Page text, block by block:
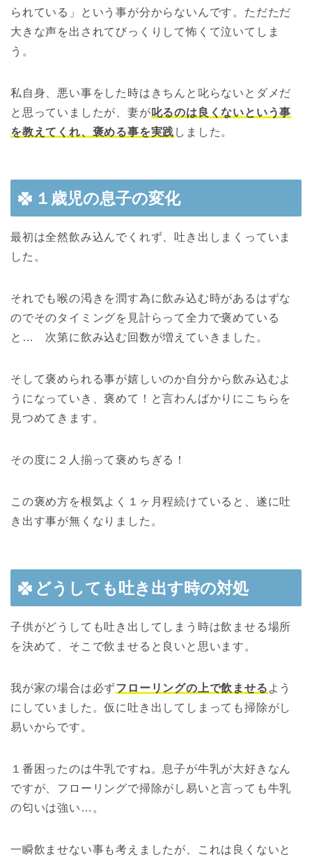
られている」という事が分からないんです。ただただ
大きな声を出されてびっくりして怖くて泣いてしま
う。
私自身、悪い事をした時はきちんと叱らないとダメだ
と思っていましたが、妻が 叱るのは良くないという事
を教えてくれ、褒める事を実践 しました。
１歳児の息子の変化
最初は全然飲み込んでくれず、吐き出しまくっていま
した。
それでも喉の渇きを潤す為に飲み込む時があるはずな
のでそのタイミングを見計らって全力で褒めている
と… 次第に飲み込む回数が増えていきました。
そして褒められる事が嬉しいのか自分から飲み込むよ
うになっていき、褒めて！と言わんばかりにこちらを
見つめてきます。
その度に２人揃って褒めちぎる！
この褒め方を根気よく１ヶ月程続けていると、遂に吐
き出す事が無くなりました。
どうしても吐き出す時の対処
子供がどうしても吐き出してしまう時は飲ませる場所
を決めて、そこで飲ませると良いと思います。
我が家の場合は必ずフローリングの上で飲ませる よう
にしていました。仮に吐き出してしまっても掃除がし
易いからです。
１番困ったのは牛乳ですね。息子が牛乳が大好きなん
ですが、フローリングで掃除がし易いと言っても牛乳
の匂いは強い…。
一瞬飲ませない事も考えましたが、これは良くないと